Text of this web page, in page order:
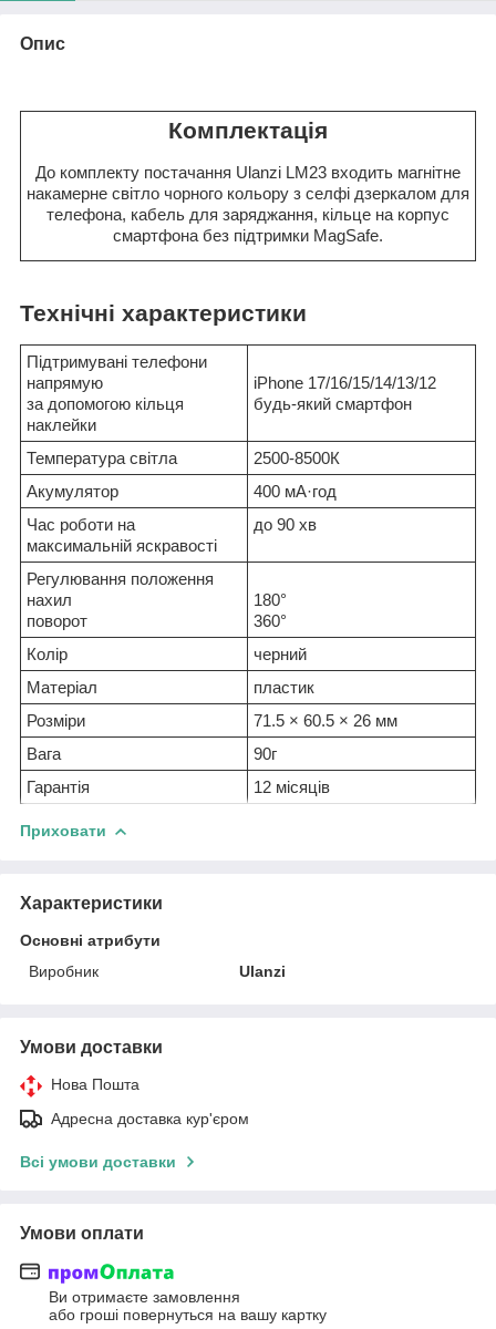
Опис
Комплектація
До комплекту постачання Ulanzi LM23 входить магнітне
накамерне світло чорного кольору з селфі дзеркалом для
телефона, кабель для заряджання, кільце на корпус
смартфона без підтримки MagSafe.
Технічні характеристики
Підтримувані телефони
напрямую
за допомогою кільця
наклейки
iPhone 17/16/15/14/13/12
будь-який смартфон
Температура світла
2500-8500К
Акумулятор
400 мА·год
Час роботи на
максимальній яскравості
до 90 хв
Регулювання положення
нахил
поворот
180°
360°
Колір
черний
Матеріал
пластик
Розміри
71.5 × 60.5 × 26 мм
Вага
90г
Гарантія
12 місяців
Приховати
Характеристики
Основні атрибути
Виробник
Ulanzi
Умови доставки
Нова Пошта
Адресна доставка кур'єром
Всі умови доставки
Умови оплати
Ви отримаєте замовлення
або гроші повернуться на вашу картку